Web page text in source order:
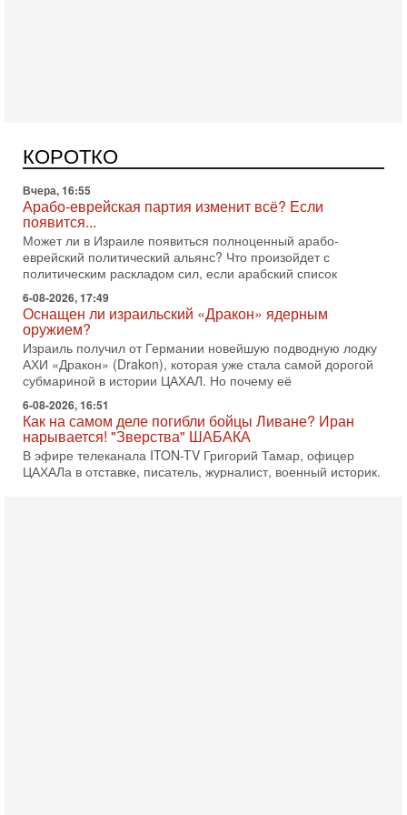
КОРОТКО
поворот: еврейский кандидат — на реальном месте в
списке одной из арабских партий. Причем речь идет
Вчера, 16:55
Арабо-еврейская партия изменит всё? Если
появится...
Может ли в Израиле появиться полноценный арабо-
еврейский политический альянс? Что произойдет с
политическим раскладом сил, если арабский список
6-08-2026, 17:49
Оснащен ли израильский «Дракон» ядерным
оружием?
Израиль получил от Германии новейшую подводную лодку
АХИ «Дракон» (Drakon), которая уже стала самой дорогой
субмариной в истории ЦАХАЛ. Но почему её
6-08-2026, 16:51
Как на самом деле погибли бойцы Ливане? Иран
нарывается! "Зверства" ШАБАКА
В эфире телеканала ITON-TV Григорий Тамар, офицер
ЦАХАЛа в отставке, писатель, журналист, военный историк.